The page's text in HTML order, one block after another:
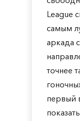
League
самым
аркада
точнее
первый